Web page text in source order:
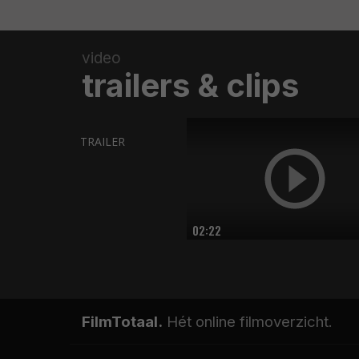
video
trailers & clips
02:22
TRAILER
FilmTotaal. Hét online filmoverzicht.